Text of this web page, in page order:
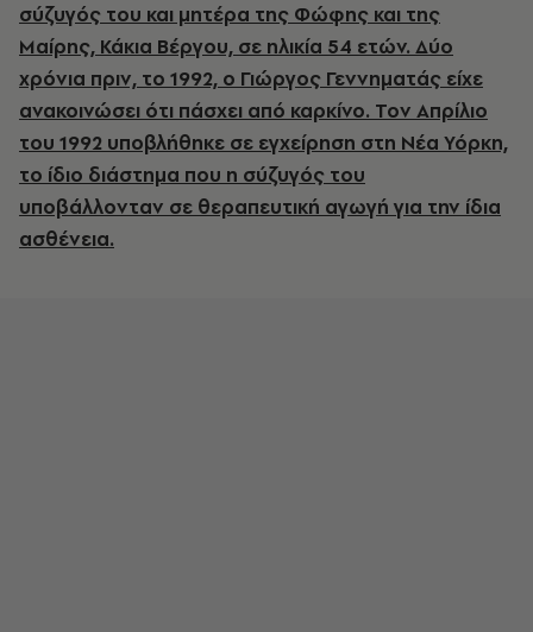
σύζυγός του και μητέρα της Φώφης και της
Μαίρης, Κάκια Βέργου, σε ηλικία 54 ετών. Δύο
χρόνια πριν, το 1992, ο Γιώργος Γεννηματάς είχε
ανακοινώσει ότι πάσχει από καρκίνο. Τον Απρίλιο
του 1992 υποβλήθηκε σε εγχείρηση στη Νέα Υόρκη,
το ίδιο διάστημα που η σύζυγός του
υποβάλλονταν σε θεραπευτική αγωγή για την ίδια
ασθένεια.